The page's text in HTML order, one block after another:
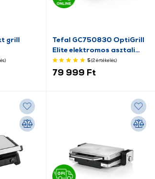
grill
)
Tefal GC750830 OptiGrill
Elite elektromos asztali
grillsütő
5(2értékelés)
79 999 Ft